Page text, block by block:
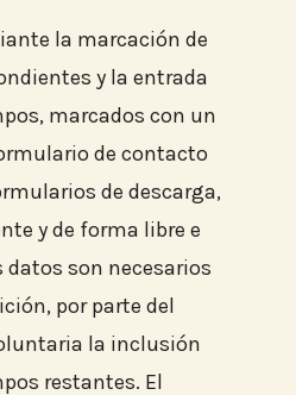
la marcación de
y la entrada
marcados con un
de contacto
de descarga,
y de forma libre e
datos son necesarios
por parte del
la inclusión
restantes. El